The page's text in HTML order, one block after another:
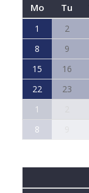
Mo
Tu
1 2
8
9
15
16
22
23
1
8